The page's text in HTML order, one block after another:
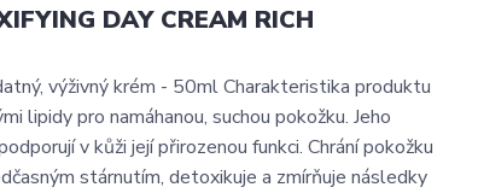
DAY CREAM RICH
výživný krém - 50ml Charakteristika produktu
lipidy pro namáhanou, suchou pokožku. Jeho
v kůži její přirozenou funkci. Chrání pokožku
stárnutím, detoxikuje a zmírňuje následky